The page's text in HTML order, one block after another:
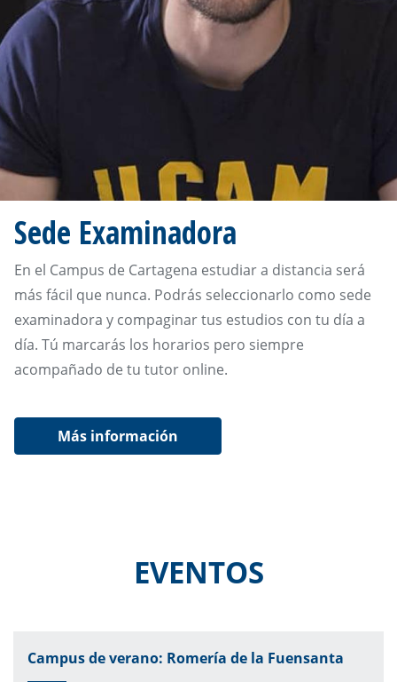
Sede Examinadora
En el Campus de Cartagena estudiar a distancia será
más fácil que nunca. Podrás seleccionarlo como sede
examinadora y compaginar tus estudios con tu día a
día. Tú marcarás los horarios pero siempre
acompañado de tu tutor online.
Más información
EVENTOS
Campus de verano: Romería de la Fuensanta